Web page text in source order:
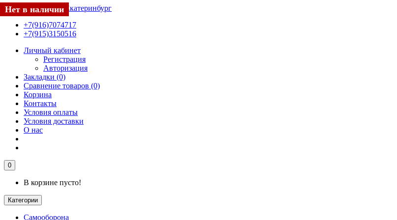
+7(916)7074717
+7(915)3150516
Личный кабинет
Регистрация
Авторизация
Закладки (0)
Сравнение товаров (0)
Корзина
Контакты
Условия оплаты
Условия доставки
О нас
0
В корзине пусто!
Категории
Самооборона
Нет в наличии
Нет в наличии
Нет в наличии